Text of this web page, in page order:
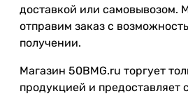
доставкой или самовывозом.
отправим заказ с
получении.
Магазин 50BMG.ru торгует
продукцией и предоставляет